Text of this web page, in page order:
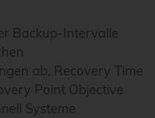
Backup-Intervalle
ab. Recovery Time
Point Objective
Systeme